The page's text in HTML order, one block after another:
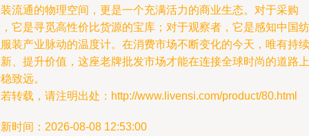
流通的物理空间，更是一个充满活力的商业生态。对于采购
它是寻觅高性价比货源的宝库；对于观察者，它是感知中国纺
装产业脉动的温度计。在消费市场不断变化的今天，唯有持续
、提升价值，这座老牌批发市场才能在连接全球时尚的道路上
致远。
转载，请注明出处：http://www.livensi.com/product/80.html
时间：2026-08-08 12:53:00